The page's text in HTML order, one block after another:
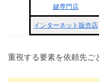
鍵専門店
インターネット販売店
重視する要素を依頼先ご